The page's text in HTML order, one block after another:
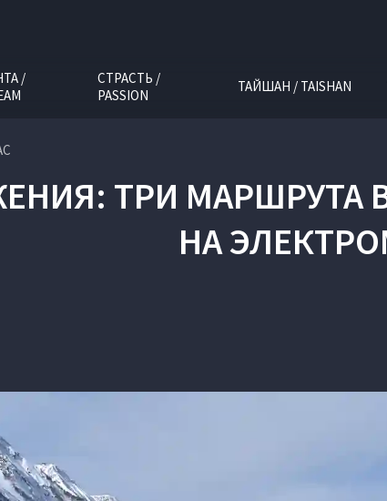
/
СТРАСТЬ /
PASSION
ТАЙШАН / TAISHAN
ТРИ
НА